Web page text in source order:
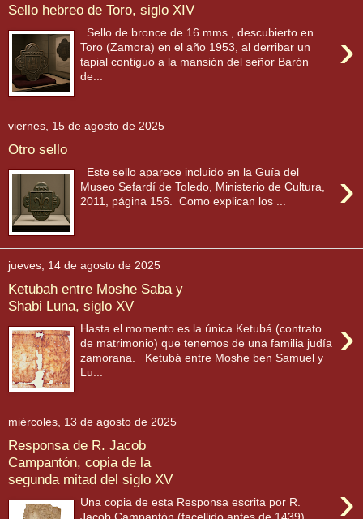
Sello hebreo de Toro, siglo XIV
›
Sello de bronce de 16 mms., descubierto en
Toro (Zamora) en el año 1953, al derribar un
tapial contiguo a la mansión del señor Barón
de...
viernes, 15 de agosto de 2025
Otro sello
›
Este sello aparece incluido en la Guía del
Museo Sefardí de Toledo, Ministerio de Cultura,
2011, página 156. Como explican los ...
jueves, 14 de agosto de 2025
Ketubah entre Moshe Saba y
Shabi Luna, siglo XV
›
Hasta el momento es la única Ketubá (contrato
de matrimonio) que tenemos de una familia judía
zamorana. Ketubá entre Moshe ben Samuel y
Lu...
miércoles, 13 de agosto de 2025
Responsa de R. Jacob
Campantón, copia de la
segunda mitad del siglo XV
›
Una copia de esta Responsa escrita por R.